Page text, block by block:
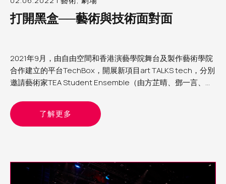
打開黑盒──藝術與技術面對面
2021年9月，由自由空間和香港演藝學院舞台及製作藝術學院
合作建立的平台TechBox，開展新項目art TALKS tech，分別
邀請藝術家TEA Student Ensemble（由方芷晴、鄧一言、丘
團隊研究和再創作他們的作品，讓觀眾即席體驗和交流，一同
探索如何結合藝術與媒體技術。
了解更多